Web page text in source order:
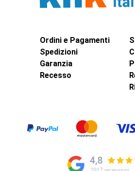
Ordini e Pagamenti
Spedizioni
Garanzia
Recesso